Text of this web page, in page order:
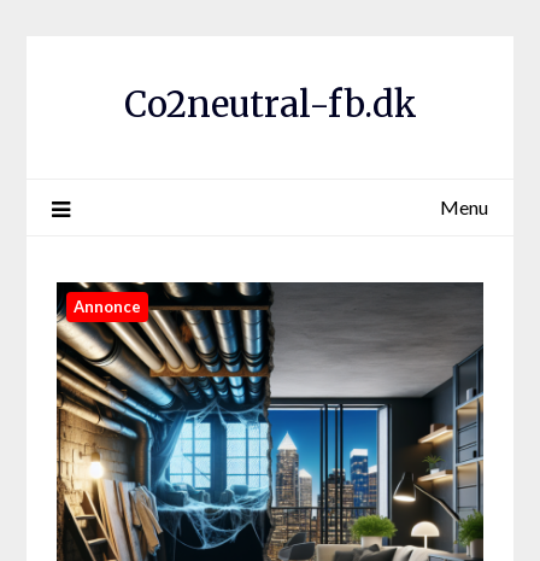
Co2neutral-fb.dk
Menu
Annonce